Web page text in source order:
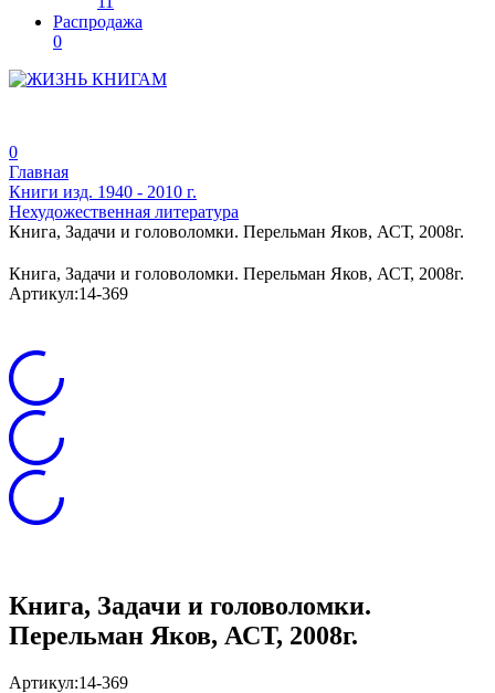
Распродажа
0
0
Главная
Книги изд. 1940 - 2010 г.
Нехудожественная литература
Книга, Задачи и головоломки. Перельман Яков, АСТ, 2008г.
Книга, Задачи и головоломки. Перельман Яков, АСТ, 2008г.
Артикул:14-369
Книга, Задачи и головоломки.
Перельман Яков, АСТ, 2008г.
Артикул:14-369